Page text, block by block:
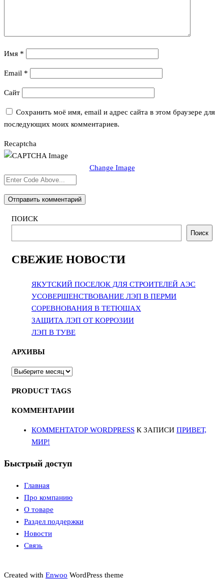
Имя *
Email *
Сайт
Сохранить моё имя, email и адрес сайта в этом браузере для
последующих моих комментариев.
Recaptcha
Change Image
ПОИСК
Поиск
СВЕЖИЕ НОВОСТИ
ЯКУТСКИЙ ПОСЕЛОК ДЛЯ СТРОИТЕЛЕЙ АЭС
УСОВЕРШЕНСТВОВАНИЕ ЛЭП В ПЕРМИ
СОРЕВНОВАНИЯ В ТЕТЮШАХ
ЗАЩИТА ЛЭП ОТ КОРРОЗИИ
ЛЭП В ТУВЕ
АРХИВЫ
АРХИВЫ
PRODUCT TAGS
КОММЕНТАРИИ
КОММЕНТАТОР WORDPRESS К ЗАПИСИ ПРИВЕТ,
МИР!
Быстрый доступ
Главная
Про компанию
О товаре
Раздел поддержки
Новости
Связь
Created with Enwoo WordPress theme